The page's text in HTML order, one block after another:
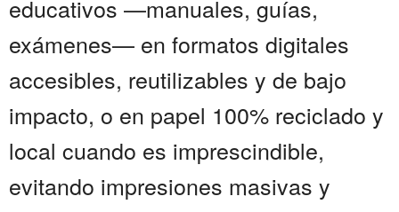
educativos —manuales, guías,
exámenes— en formatos digitales
accesibles, reutilizables y de bajo
impacto, o en papel 100% reciclado y
local cuando es imprescindible,
evitando impresiones masivas y